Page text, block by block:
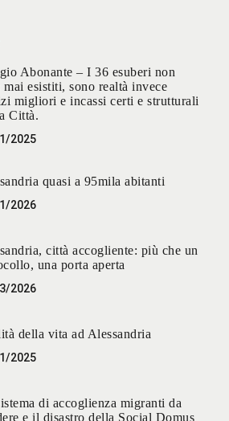
Abonante – I 36 esuberi non
mai esistiti, sono realtà invece
migliori e incassi certi e strutturali
Città.
2025
quasi a 95mila abitanti
2026
città accogliente: più che un
una porta aperta
2026
della vita ad Alessandria
2025
di accoglienza migranti da
e il disastro della Social Domus